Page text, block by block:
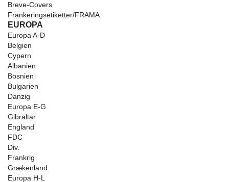
Breve-Covers
Frankeringsetiketter/FRAMA
EUROPA
Europa A-D
Belgien
Cypern
Albanien
Bosnien
Bulgarien
Danzig
Europa E-G
Gibraltar
England
FDC
Div.
Frankrig
Grækenland
Europa H-L